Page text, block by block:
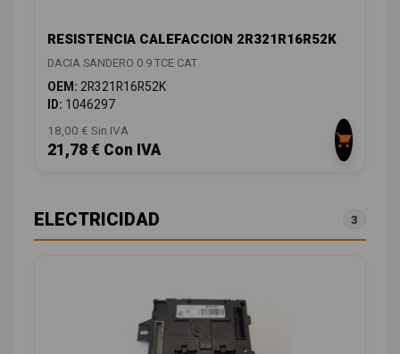
RESISTENCIA CALEFACCION 2R321R16R52K
DACIA SANDERO 0.9 TCE CAT
OEM: 2R321R16R52K
ID: 1046297
18,00 € Sin IVA
21,78 € Con IVA
ELECTRICIDAD 3